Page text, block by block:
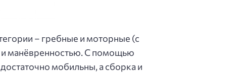
– гребные и моторные (с
и манёвренностью. С помощью
мобильны, а сборка и